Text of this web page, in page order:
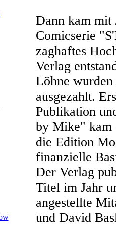
Dann kam mit
Comicserie
zaghaftes
Verlag
Löhne
ausgezahlt.
Publikation
by Mike" kam
die Edition
finanzielle
Der Verlag
Titel im Jahr
angestellte
und David